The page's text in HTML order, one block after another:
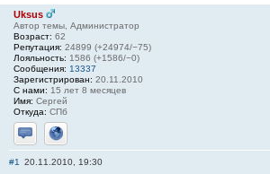
Uksus
Автор темы, Администратор
Возраст: 62
Репутация: 24899 (+24974/−75)
Лояльность: 1586 (+1586/−0)
Сообщения: 13337
Зарегистрирован: 20.11.2010
С нами: 15 лет 8 месяцев
Имя: Сергей
Откуда: СПб
Отправить личное сообщение
Сайт
#1 20.11.2010, 19:30